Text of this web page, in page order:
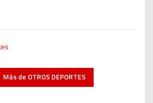
Más de OTROS DEPORTES